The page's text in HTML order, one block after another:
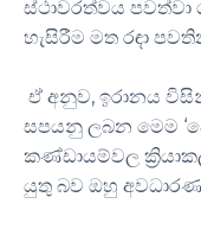
ස්ථාවරත්වය පවත්වා
හැසිරීම මත රඳා
ඒ අනුව, ඉරානය
සපයනු ලබන මෙම
කණ්ඩායම්වල
යුතු බව ඔහු